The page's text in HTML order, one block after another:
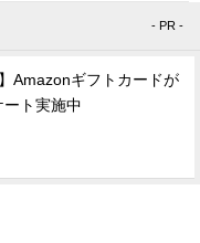
- PR -
Amazonギフトカードが
ト実施中